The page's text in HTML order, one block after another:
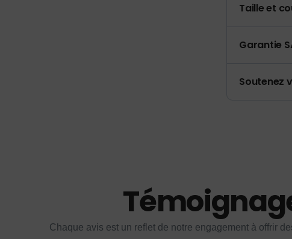
Taille et
Garantie
Soutenez
Chaque avis est un reflet de notre engagement à offrir